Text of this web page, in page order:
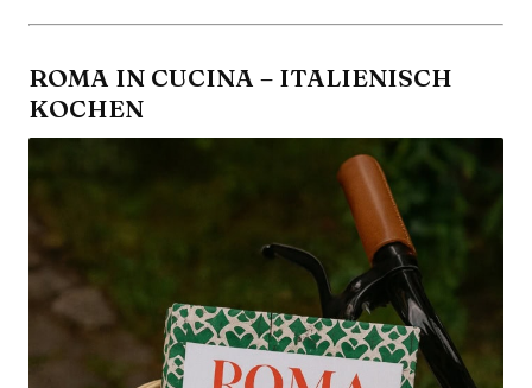
ROMA IN CUCINA – ITALIENISCH
KOCHEN